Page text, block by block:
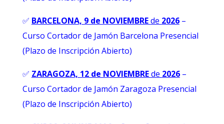
✅ BARCELONA, 9 de NOVIEMBREde 2026–
Curso Cortador de Jamón Barcelona Presencial
(Plazo de Inscripción Abierto)
✅ ZARAGOZA, 12 de NOVIEMBREde 2026–
Curso Cortador de Jamón Zaragoza Presencial
(Plazo de Inscripción Abierto)